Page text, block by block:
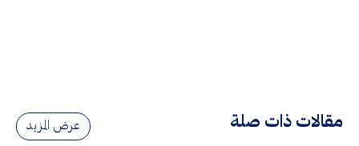
مقالات ذات صلة عرض المزيد